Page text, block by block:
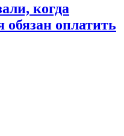
когда
оплатить